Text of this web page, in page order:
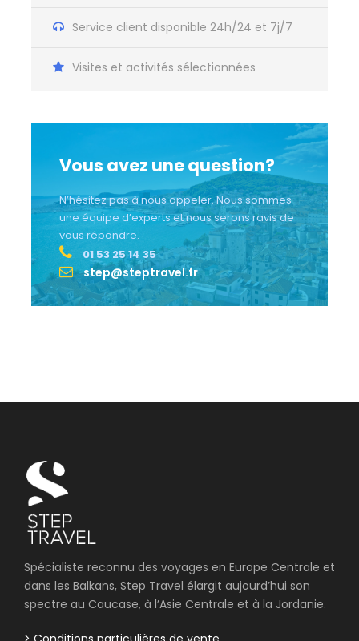
Service client disponible 24h/24 et 7j/7
Visites et activités sélectionnées
Vous avez une question?
N’hésitez pas à nous appeler.Nous sommes
une équipe d’experts et nous serons ravis de
vous répondre.
01 53 25 14 35
step@steptravel.fr
Spécialiste reconnu des voyages en Europe Centrale et
dans les Balkans, Step Travel élargit aujourd’hui son
spectre au Caucase, à l’Asie Centrale et à la Jordanie.